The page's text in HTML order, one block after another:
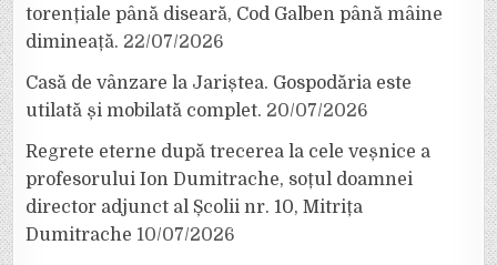
torențiale până diseară, Cod Galben până mâine
dimineață. 22/07/2026
Casă de vânzare la Jariștea. Gospodăria este
utilată și mobilată complet. 20/07/2026
Regrete eterne după trecerea la cele veșnice a
profesorului Ion Dumitrache, soțul doamnei
director adjunct al Școlii nr. 10, Mitrița
Dumitrache 10/07/2026